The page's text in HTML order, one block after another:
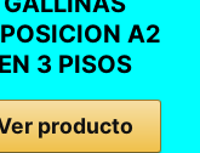
A2
EN 3 PISOS
producto